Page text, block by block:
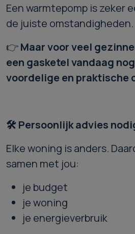
Een warmtepomp is zeker
de juiste omstandigheden.
👉Maar voor veel
een gasketel vandaag
voordelige en praktische
🛠️Persoonlijk advies
Elke woning is anders.
samen met jou:
je budget
je woning
je energieverbruik